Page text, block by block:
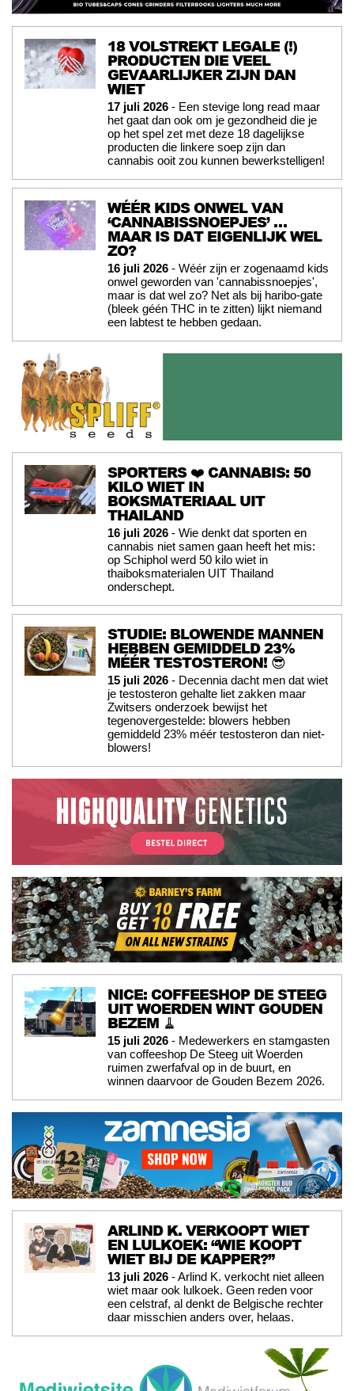
18 VOLSTREKT LEGALE (!)
PRODUCTEN DIE VEEL
GEVAARLIJKER ZIJN DAN
WIET
17 juli 2026 - Een stevige long read maar
het gaat dan ook om je gezondheid die je
op het spel zet met deze 18 dagelijkse
producten die linkere soep zijn dan
cannabis ooit zou kunnen bewerkstelligen!
WÉÉR KIDS ONWEL VAN
‘CANNABISSNOEPJES’ …
MAAR IS DAT EIGENLIJK WEL
ZO?
16 juli 2026 - Wéér zijn er zogenaamd kids
onwel geworden van 'cannabissnoepjes',
maar is dat wel zo? Net als bij haribo-gate
(bleek géén THC in te zitten) lijkt niemand
een labtest te hebben gedaan.
SPORTERS ❤️ CANNABIS: 50
KILO WIET IN
BOKSMATERIAAL UIT
THAILAND
16 juli 2026 - Wie denkt dat sporten en
cannabis niet samen gaan heeft het mis:
op Schiphol werd 50 kilo wiet in
thaiboksmaterialen UIT Thailand
onderschept.
STUDIE: BLOWENDE MANNEN
HEBBEN GEMIDDELD 23%
MÉÉR TESTOSTERON! 😎
15 juli 2026 - Decennia dacht men dat wiet
je testosteron gehalte liet zakken maar
Zwitsers onderzoek bewijst het
tegenovergestelde: blowers hebben
gemiddeld 23% méér testosteron dan niet-
blowers!
NICE: COFFEESHOP DE STEEG
UIT WOERDEN WINT GOUDEN
BEZEM 🧹
15 juli 2026 - Medewerkers en stamgasten
van coffeeshop De Steeg uit Woerden
ruimen zwerfafval op in de buurt, en
winnen daarvoor de Gouden Bezem 2026.
ARLIND K. VERKOOPT WIET
EN LULKOEK: “WIE KOOPT
WIET BIJ DE KAPPER?”
13 juli 2026 - Arlind K. verkocht niet alleen
wiet maar ook lulkoek. Geen reden voor
een celstraf, al denkt de Belgische rechter
daar misschien anders over, helaas.